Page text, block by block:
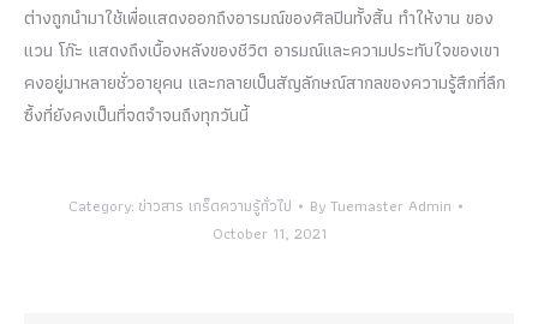
ต่างถูกนำมาใช้เพื่อแสดงออกถึงอารมณ์ของศิลปินทั้งสิ้น ทำให้งาน ของ
แวน โก๊ะ แสดงถึงเบื้องหลังของชีวิต อารมณ์และความประทับใจของเขา
คงอยู่มาหลายชั่วอายุคน และกลายเป็นสัญลักษณ์สากลของความรู้สึกที่ลึก
ซึ้งที่ยังคงเป็นที่จดจำจนถึงทุกวันนี้
Category: ข่าวสาร เกร็ดความรู้ทั่วไป ByTuemaster Admin
October 11, 2021